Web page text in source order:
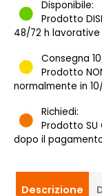
Disponibile:
Prodotto
48/72 h lavorative
Consegna
Prodotto
normalmente in
Richiedi:
Prodotto SU
dopo il
Descrizione